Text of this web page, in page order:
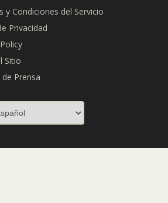
y Condiciones del Servicio
Privacidad
Sitio
Prensa